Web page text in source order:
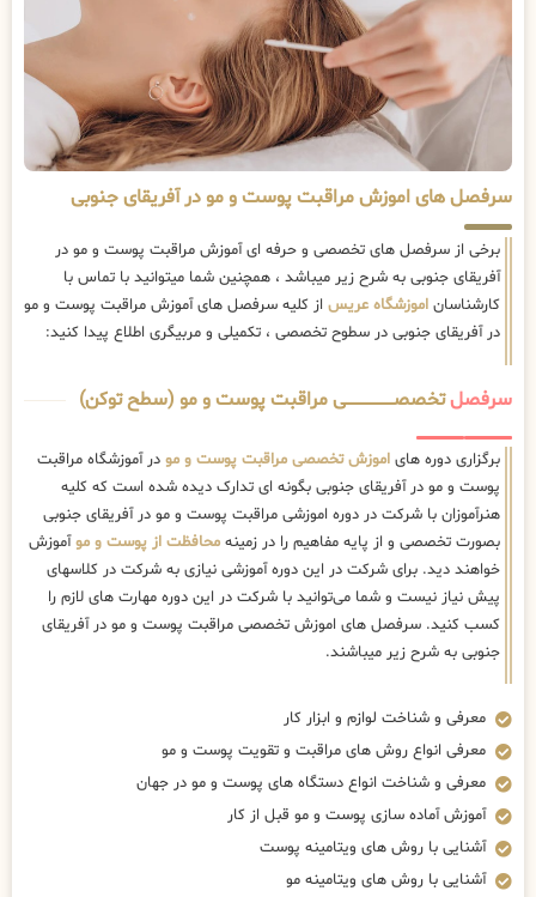
سرفصل های اموزش مراقبت پوست و مو در آفریقای جنوبی
برخی از سرفصل های تخصصی و حرفه ای آموزش مراقبت پوست و مو در
آفریقای جنوبی به شرح زیر میباشد ، همچنین شما میتوانید با تماس با
کارشناسان اموزشگاه عریس از کلیه سرفصل های آموزش مراقبت پوست و مو
در آفریقای جنوبی در سطوح تخصصی ، تکمیلی و مربیگری اطلاع پیدا کنید:
سرفصلتخصصــــــــــــــــــــی مراقبت پوست و مو (سطح توکن)
برگزاری دوره های اموزش تخصصی مراقبت پوست و مو در آموزشگاه مراقبت
پوست و مو در آفریقای جنوبی بگونه ای تدارک دیده شده است که کلیه
هنرآموزان با شرکت در دوره اموزشی مراقبت پوست و مو در آفریقای جنوبی
بصورت تخصصی و از پایه مفاهیم را در زمینه محافظت از پوست و موآموزش
خواهند دید. برای شرکت در این دوره آموزشی نیازی به شرکت در کلاسهای
پیش نیاز نیست و شما می‌توانید با شرکت در این دوره مهارت های لازم را
کسب کنید. سرفصل های اموزش تخصصی مراقبت پوست و مو در آفریقای
جنوبی به شرح زیر میباشند.
معرفی و شناخت لوازم و ابزار کار
معرفی انواع روش های مراقبت و تقویت پوست و مو
معرفی و شناخت انواع دستگاه های پوست و مو در جهان
آموزش آماده سازی پوست و مو قبل از کار
آشنایی با روش های ویتامینه پوست
آشنایی با روش های ویتامینه مو